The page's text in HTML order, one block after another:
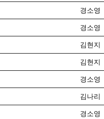
경소영
경소영
김현지
김현지
경소영
김나리
경소영